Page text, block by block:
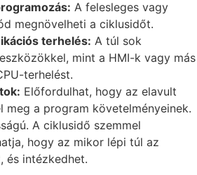
A felesleges vagy
megnövelheti a ciklusidőt.
terhelés: A túl sok
mint a HMI-k vagy más
terhelést.
Előfordulhat, hogy az elavult
meg a program követelményeinek.
A ciklusidő szemmel
hogy az mikor lépi túl az
és intézkedhet.